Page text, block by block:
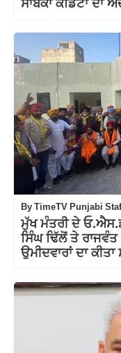
ਸਾਬਕਾ ਕੈਡਿਟਾਂ ਦਾ
ByTimeTV Punjabi
ਮੁੱਖ ਮੰਤਰੀ ਦੇ
ਸਿੰਘ ਢਿੱਲੋਂ ਤੇ
ਉਮੀਦਵਾਰਾਂ ਦਾ